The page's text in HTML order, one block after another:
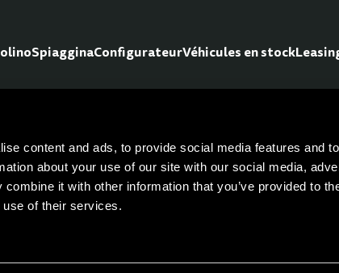
content and ads, to provide social media features and
about your use of our site with our social media,
it with other information that you’ve provided to
use of their services.
SpiagginaConfigurateurVéhicules en stock
Pour les nouvelles, les